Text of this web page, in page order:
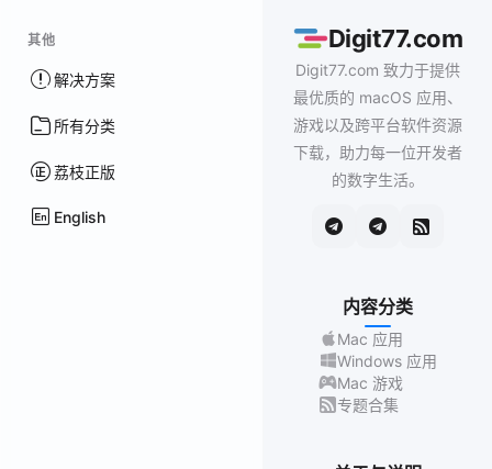
其他
解决方案
所有分类
荔枝正版
English
Digit77.com
Digit77.com 致力于提供
最优质的 macOS 应用、
游戏以及跨平台软件资源
下载，助力每一位开发者
的数字生活。
内容分类
Mac 应用
Windows 应用
Mac 游戏
专题合集